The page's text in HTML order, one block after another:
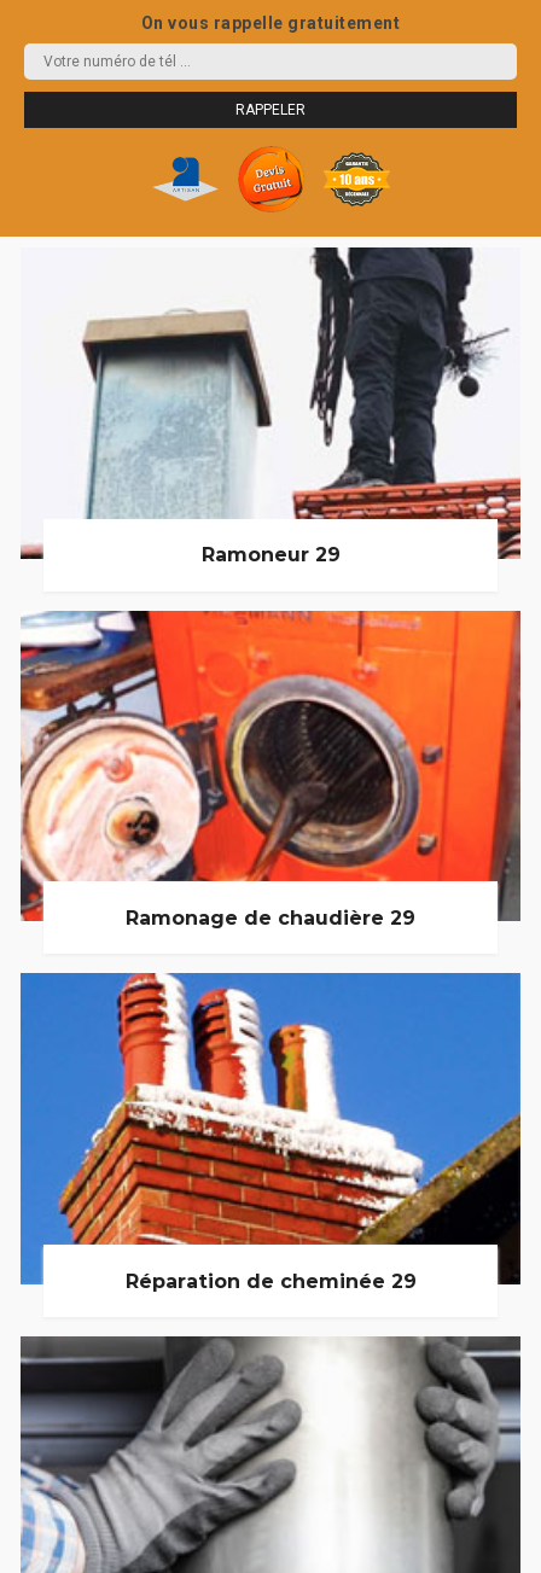
On vous rappelle gratuitement
Ramoneur 29
Ramonage de chaudière 29
Réparation de cheminée 29